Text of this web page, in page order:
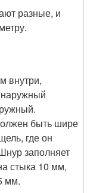
разные, и
внутри,
наружный
быть шире
где он
заполняет
стыка 10 мм,
мм.